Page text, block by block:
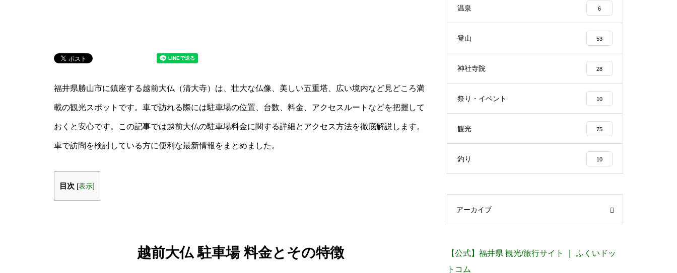
福井県勝山市に鎮座する越前大仏（清大寺）は、壮大な仏像、美しい五重塔、広い境内など見どころ満
載の観光スポットです。車で訪れる際には駐車場の位置、台数、料金、アクセスルートなどを把握して
おくと安心です。この記事では越前大仏の駐車場料金に関する詳細とアクセス方法を徹底解説します。
車で訪問を検討している方に便利な最新情報をまとめました。
目次 [表示]
越前大仏 駐車場 料金とその特徴
温泉 6
登山 53
神社寺院 28
祭り・イベント 10
観光 75
釣り 10
アーカイブ
【公式】福井県 観光/旅行サイト ｜ ふくいドッ
トコム